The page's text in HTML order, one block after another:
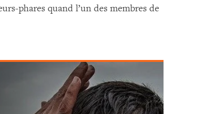
phares quand l’un des membres de